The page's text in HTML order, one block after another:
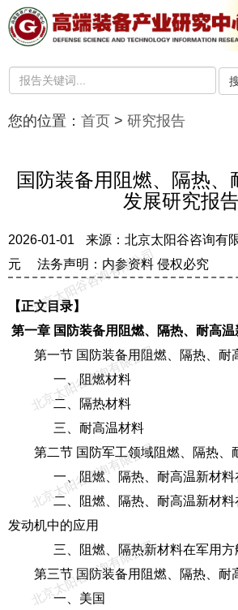
您的位置： 首页 > 研究报告
国防装备用阻燃、隔热、
发展研究报告
2026-01-01 来源：北京太阳谷咨询有
元
法务声明：内参资料 侵权必究
【正文目录】
第一章 国防装备用阻燃、隔热、耐高
第一节 国防装备用阻燃、隔热、耐
一、阻燃材料
二、隔热材料
三、耐高温材料
第二节 国防军工领域阻燃、隔热、
一、阻燃、隔热、耐高温新材料在
二、阻燃、隔热、耐高温新材料
发动机中的应用
三、阻燃、隔热新材料在军用方
第三节 国防装备用阻燃、隔热、耐
一、美国
北京太阳谷咨询有限公司
北京太阳谷咨询有限公司
北京太阳谷咨询有限公司
北京太阳谷咨询有限公司